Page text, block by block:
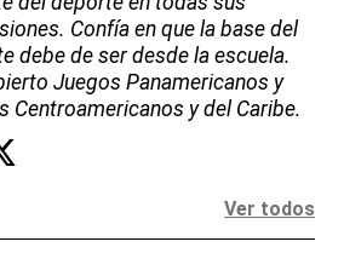
Confía en que la base del
debe de ser desde la escuela.
Juegos Panamericanos y
Centroamericanos y del Caribe.
Ver todos